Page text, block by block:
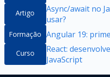
Artigo
Async/await no
usar?
Formação Angular 19:
Curso
React:
JavaScript